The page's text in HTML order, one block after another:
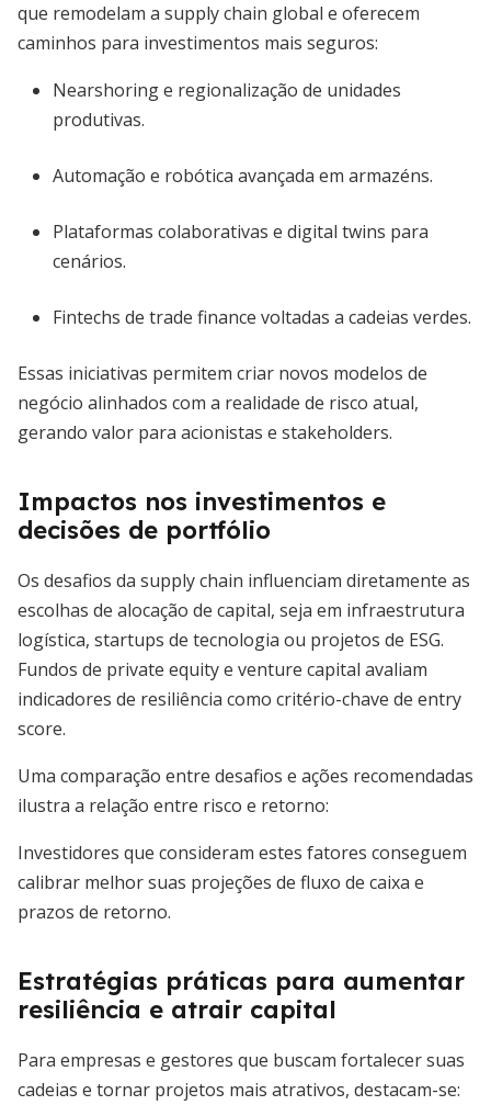
que remodelam a supply chain global e oferecem
caminhos para investimentos mais seguros:
Nearshoring e regionalização de unidades
produtivas.
Automação e robótica avançada em armazéns.
Plataformas colaborativas e digital twins para
cenários.
Fintechs de trade finance voltadas a cadeias verdes.
Essas iniciativas permitem criar novos modelos de
negócio alinhados com a realidade de risco atual,
gerando valor para acionistas e stakeholders.
Impactos nos investimentos e
decisões de portfólio
Os desafios da supply chain influenciam diretamente as
escolhas de alocação de capital, seja em infraestrutura
logística, startups de tecnologia ou projetos de ESG.
Fundos de private equity e venture capital avaliam
indicadores de resiliência como critério-chave de entry
score.
Uma comparação entre desafios e ações recomendadas
ilustra a relação entre risco e retorno:
Investidores que consideram estes fatores conseguem
calibrar melhor suas projeções de fluxo de caixa e
prazos de retorno.
Estratégias práticas para aumentar
resiliência e atrair capital
Para empresas e gestores que buscam fortalecer suas
cadeias e tornar projetos mais atrativos, destacam-se: